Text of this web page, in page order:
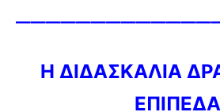
Η ΔΙΔΑΣΚΑΛΙΑ
ΕΠΙΠΕΔΑ